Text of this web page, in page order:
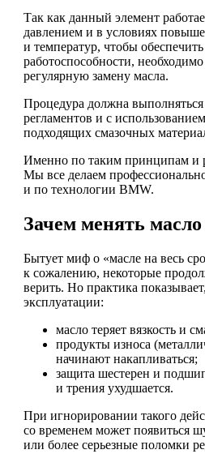
Так как данный элемент
давлением и в условиях
и температур, чтобы
работоспособности,
регулярную замену масла.
Процедура должна
регламентов и с
подходящих смазочных
Именно по таким принципам и
Мы все делаем
и по технологии BMW.
Зачем менять масло
Бытует миф о «масле на весь
к сожалению, некоторые
верить. Но практика
эксплуатации:
масло теряет вязкость и
продукты износа
начинают накапливаться;
защита шестерен и
и трения ухудшается.
При игнорировании такого
со временем может появиться
или более серьезные поломки